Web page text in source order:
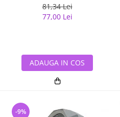
81,34 Lei
77,00 Lei
ADAUGA IN COS
-9%